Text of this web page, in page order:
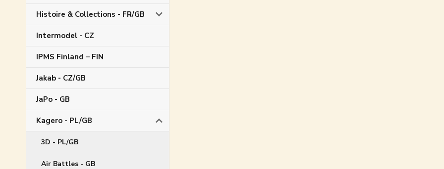
Histoire & Collections - FR/GB
Intermodel - CZ
IPMS Finland – FIN
Jakab - CZ/GB
JaPo - GB
Kagero - PL/GB
3D - PL/GB
Air Battles - GB